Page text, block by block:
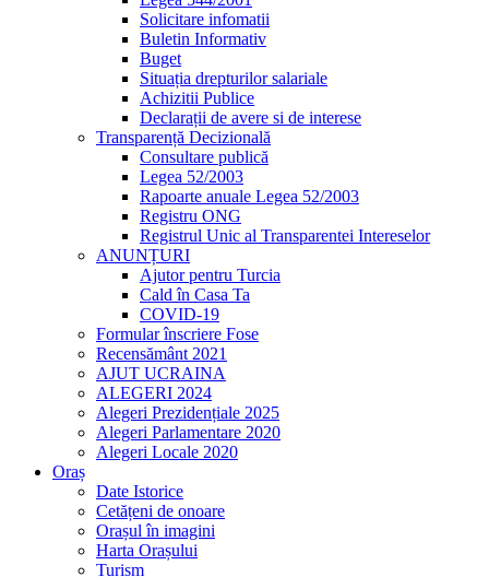
Solicitare infomatii
Buletin Informativ
Buget
Situația drepturilor salariale
Achizitii Publice
Declarații de avere si de interese
Transparență Decizională
Consultare publică
Legea 52/2003
Rapoarte anuale Legea 52/2003
Registru ONG
Registrul Unic al Transparentei Intereselor
ANUNȚURI
Ajutor pentru Turcia
Cald în Casa Ta
COVID-19
Formular înscriere Fose
Recensământ 2021
AJUT UCRAINA
ALEGERI 2024
Alegeri Prezidențiale 2025
Alegeri Parlamentare 2020
Alegeri Locale 2020
Oraș
Date Istorice
Cetățeni de onoare
Orașul în imagini
Harta Orașului
Turism